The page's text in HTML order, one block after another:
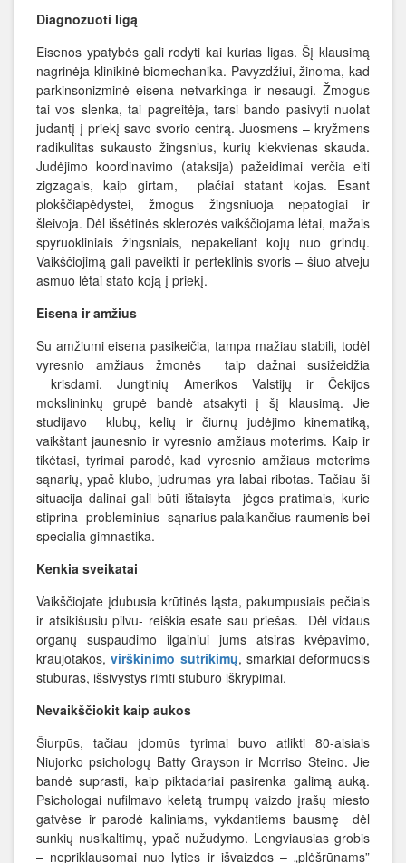
Diagnozuoti ligą
Eisenos ypatybės gali rodyti kai kurias ligas. Šį klausimą
nagrinėja klinikinė biomechanika. Pavyzdžiui, žinoma, kad
parkinsonizminė eisena netvarkinga ir nesaugi. Žmogus
tai vos slenka, tai pagreitėja, tarsi bando pasivyti nuolat
judantį į priekį savo svorio centrą. Juosmens – kryžmens
radikulitas sukausto žingsnius, kurių kiekvienas skauda.
Judėjimo koordinavimo (ataksija) pažeidimai verčia eiti
zigzagais, kaip girtam, plačiai statant kojas. Esant
plokščiapėdystei, žmogus žingsniuoja nepatogiai ir
šleivoja. Dėl išsėtinės sklerozės vaikščiojama lėtai, mažais
spyruokliniais žingsniais, nepakeliant kojų nuo grindų.
Vaikščiojimą gali paveikti ir perteklinis svoris – šiuo atveju
asmuo lėtai stato koją į priekį.
Eisena ir amžius
Su amžiumi eisena pasikeičia, tampa mažiau stabili, todėl
vyresnio amžiaus žmonės taip dažnai susižeidžia
krisdami. Jungtinių Amerikos Valstijų ir Čekijos
mokslininkų grupė bandė atsakyti į šį klausimą. Jie
studijavo klubų, kelių ir čiurnų judėjimo kinematiką,
vaikštant jaunesnio ir vyresnio amžiaus moterims. Kaip ir
tikėtasi, tyrimai parodė, kad vyresnio amžiaus moterims
sąnarių, ypač klubo, judrumas yra labai ribotas. Tačiau ši
situacija dalinai gali būti ištaisyta jėgos pratimais, kurie
stiprina probleminius sąnarius palaikančius raumenis bei
specialia gimnastika.
Kenkia sveikatai
Vaikščiojate įdubusia krūtinės ląsta, pakumpusiais pečiais
ir atsikišusiu pilvu- reiškia esate sau priešas. Dėl vidaus
organų suspaudimo ilgainiui jums atsiras kvėpavimo,
kraujotakos,virškinimo sutrikimų, smarkiai deformuosis
stuburas, išsivystys rimti stuburo iškrypimai.
Nevaikščiokit kaip aukos
Šiurpūs, tačiau įdomūs tyrimai buvo atlikti 80-aisiais
Niujorko psichologų Batty Grayson ir Morriso Steino. Jie
bandė suprasti, kaip piktadariai pasirenka galimą auką.
Psichologai nufilmavo keletą trumpų vaizdo įrašų miesto
gatvėse ir parodė kaliniams, vykdantiems bausmę dėl
sunkių nusikaltimų, ypač nužudymo. Lengviausias grobis
– nepriklausomai nuo lyties ir išvaizdos – „plėšrūnams”